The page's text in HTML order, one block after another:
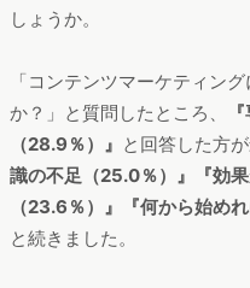
しょうか。
「コンテンツマーケティン
か？」と質問したところ、
（28.9％）』 と回答した方が
識の不足（25.0％）』『効
（23.6％）』『何から始め
と続きました。